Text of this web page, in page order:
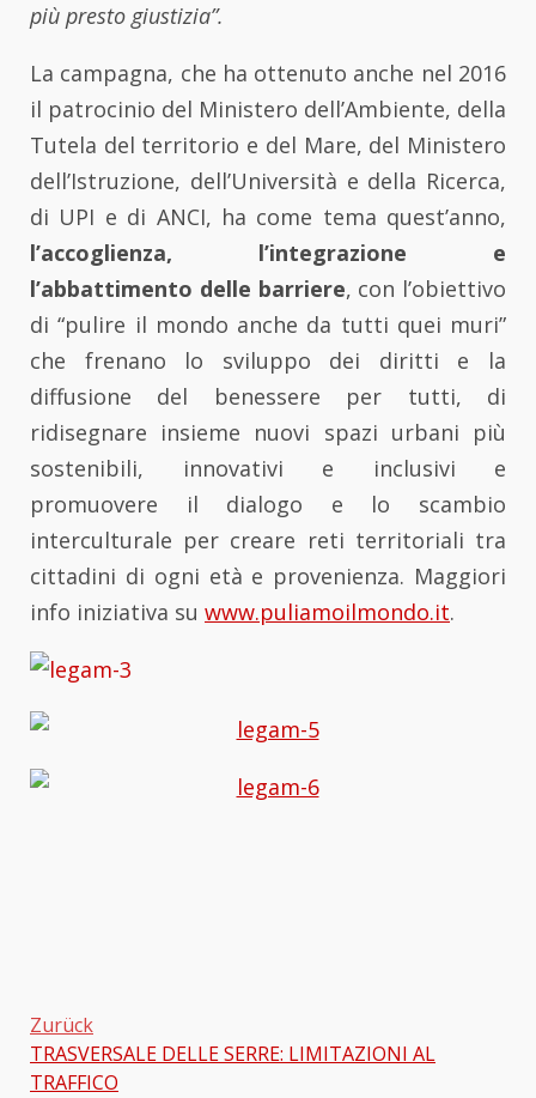
più presto giustizia”.
La campagna, che ha ottenuto anche nel 2016
il patrocinio del Ministero dell’Ambiente, della
Tutela del territorio e del Mare, del Ministero
dell’Istruzione, dell’Università e della Ricerca,
di UPI e di ANCI, ha come tema quest’anno,
l’accoglienza, l’integrazione e
l’abbattimento delle barriere, con l’obiettivo
di “pulire il mondo anche da tutti quei muri”
che frenano lo sviluppo dei diritti e la
diffusione del benessere per tutti, di
ridisegnare insieme nuovi spazi urbani più
sostenibili, innovativi e inclusivi e
promuovere il dialogo e lo scambio
interculturale per creare reti territoriali tra
cittadini di ogni età e provenienza. Maggiori
info iniziativa su www.puliamoilmondo.it.
Beitragsnavigation
Zurück
TRASVERSALE DELLE SERRE: LIMITAZIONI AL
TRAFFICO